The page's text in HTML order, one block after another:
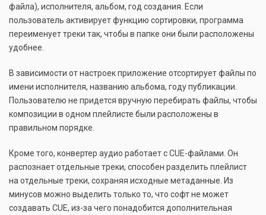
файла), исполнителя, альбом, год создания. Если
пользователь активирует функцию сортировки, программа
переименует треки так, чтобы в папке они были расположены
удобнее.
В зависимости от настроек приложение отсортирует файлы по
имени исполнителя, названию альбома, году публикации.
Пользователю не придется вручную перебирать файлы, чтобы
композиции в одном плейлисте были расположены в
правильном порядке.
Кроме того, конвертер аудио работает с CUE-файлами. Он
распознает отдельные треки, способен разделить плейлист
на отдельные треки, сохраняя исходные метаданные. Из
минусов можно выделить только то, что софт не может
создавать CUE, из-за чего понадобится дополнительная